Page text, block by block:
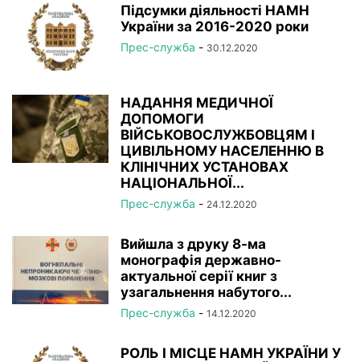
Підсумки діяльності НАМН
України за 2016-2020 роки
Прес-служба - 30.12.2020
НАДАННЯ МЕДИЧНОЇ
ДОПОМОГИ
ВІЙСЬКОВОСЛУЖБОВЦЯМ І
ЦИВІЛЬНОМУ НАСЕЛЕННЮ В
КЛІНІЧНИХ УСТАНОВАХ
НАЦІОНАЛЬНОЇ...
Прес-служба - 24.12.2020
Вийшла з друку 8-ма
монографія державно-
актуальної серії книг з
узагальнення набутого...
Прес-служба - 14.12.2020
РОЛЬ І МІСЦЕ НАМН УКРАЇНИ У